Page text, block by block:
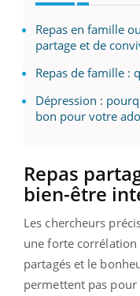
Repas en famille
partage et de
Repas de famille :
Dépression :
bon pour votre
Repas
bien-être
Les chercheurs
une forte
partagés et le
permettent pas